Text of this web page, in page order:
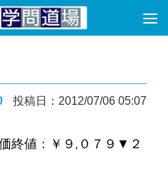
投稿日：2012/07/06 05:07
終値：￥９,０７９▼２